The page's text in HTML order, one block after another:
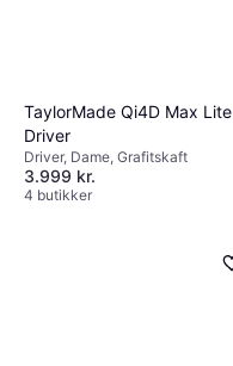
TaylorMade Qi4D Max Lite
Driver
Driver, Dame, Grafitskaft
3.999 kr.
4 butikker